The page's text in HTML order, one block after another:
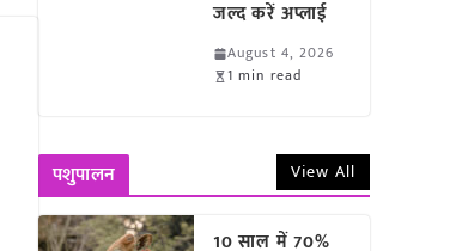
जल्द करें अप्लाई
August 4, 2026
1 min read
पशुपालन View All
10 साल में 70%